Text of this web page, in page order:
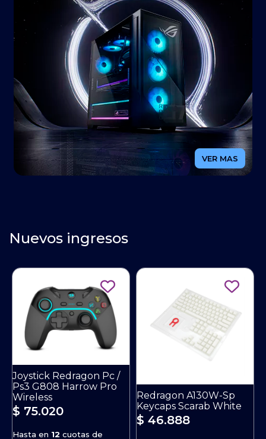
VER MAS
Nuevos ingresos
Joystick Redragon Pc /
Ps3 G808 Harrow Pro
Wireless
$ 75.020
Hasta en 12 cuotas de
Redragon A130W-Sp
Keycaps Scarab White
$ 46.888